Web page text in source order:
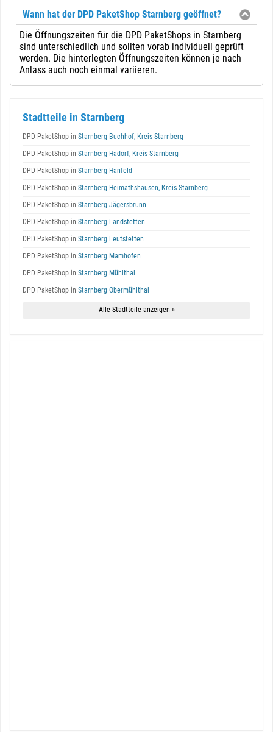
Wann hat der DPD PaketShop Starnberg geöffnet?
Die Öffnungszeiten für die DPD PaketShops in Starnberg
sind unterschiedlich und sollten vorab individuell geprüft
werden. Die hinterlegten Öffnungszeiten können je nach
Anlass auch noch einmal variieren.
Stadtteile in Starnberg
DPD PaketShop in Starnberg Buchhof, Kreis Starnberg
DPD PaketShop in Starnberg Hadorf, Kreis Starnberg
DPD PaketShop in Starnberg Hanfeld
DPD PaketShop in Starnberg Heimathshausen, Kreis Starnberg
DPD PaketShop in Starnberg Jägersbrunn
DPD PaketShop in Starnberg Landstetten
DPD PaketShop in Starnberg Leutstetten
DPD PaketShop in Starnberg Mamhofen
DPD PaketShop in Starnberg Mühlthal
DPD PaketShop in Starnberg Obermühlthal
Alle Stadtteile anzeigen »